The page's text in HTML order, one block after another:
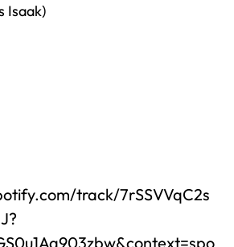
Isaak)
track/7rSSVVqC2s